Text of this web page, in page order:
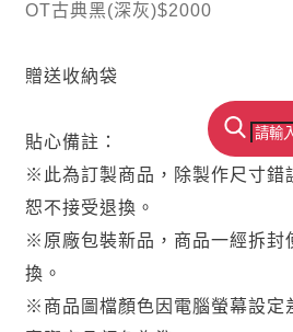
OT古典黑(深灰)$2000
贈送收納袋
貼心備註：
※此為訂製商品，除製作尺寸錯
恕不接受退換。
※原廠包裝新品，商品一經拆封
換。
※商品圖檔顏色因電腦螢幕設定